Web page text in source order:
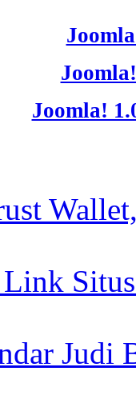
Joomla!
Situs
Judi